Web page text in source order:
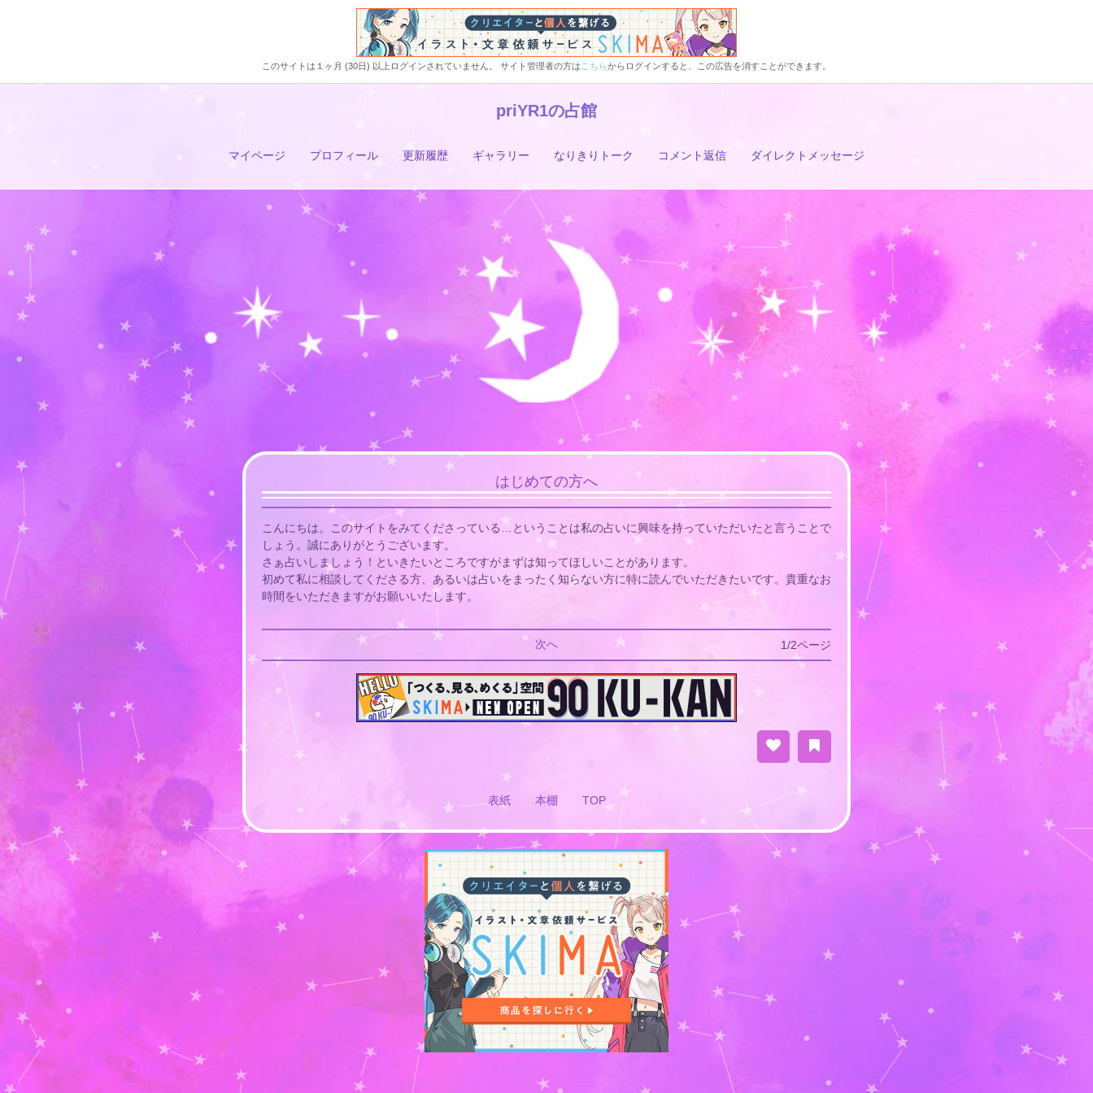
このサイトは１ヶ月 (30日) 以上ログインされていません。 サイト管理者の方は こちらからログインすると、この広告を消すことができます。
priYR1の占館
マイページ プロフィール 更新履歴 ギャラリー なりきりトーク コメント返信 ダイレクトメッセージ
はじめての方へ
こんにちは。このサイトをみてくださっている…ということは私の占いに興味を持っていただいたと言うことで
しょう。誠にありがとうございます。
さぁ占いしましょう！といきたいところですがまずは知ってほしいことがあります。
初めて私に相談してくださる方、あるいは占いをまったく知らない方に特に読んでいただきたいです。貴重なお
時間をいただきますがお願いいたします。
1/2ページ
次へ
表紙 本棚 TOP